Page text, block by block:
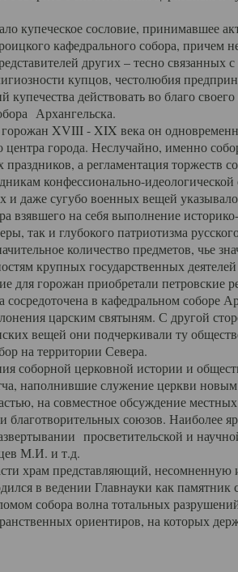
купеческое сословие, принимавшее
кафедрального собора, причем
других – тесно связанных
купцов, честолюбия
действовать во благо
Архангельска.
XVIII - XIX века он
города. Неслучайно, именно
а регламентация торжеств
конфессионально-идеологической
сугубо военных вещей
взявшего на себя выполнение
так и глубокого патриотизма
количество предметов, чье
крупных государственных
для горожан приобретали петровские
в кафедральном соборе
царским святыням. С другой
вещей они подчеркивали ту
на территории Севера.
церковной истории и
наполнившие служение церкви
на совместное обсуждение
благотворительных союзов. Наиболее
просветительской и
М.И. и т.д.
храм представляющий, несомненную
в ведении Главнауки как
собора волна тотальных
ориентиров, на которых